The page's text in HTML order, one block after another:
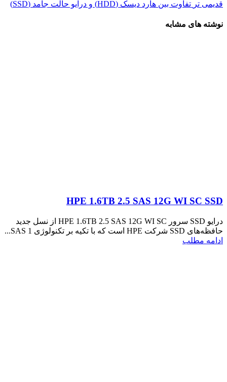
قدیمی تر تفاوت بین هارد دیسک (HDD) و درایو حالت جامد (SSD)
نوشته های مشابه
HPE 1.6TB 2.5 SAS 12G WI SC SSD
درایو SSD سرور HPE 1.6TB 2.5 SAS 12G WI SC از نسل جدید
حافظه‌های SSD شرکت HPE است که با تکیه بر تکنولوژی SAS 1...
ادامه مطلب